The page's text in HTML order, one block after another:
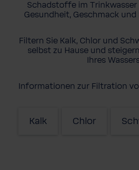
Schadstoffe im
Gesundheit, Geschmack
Filtern Sie Kalk, Chlor und
selbst zu Hause und
Ihres
Informationen zur Filtration
Kalk Chlor